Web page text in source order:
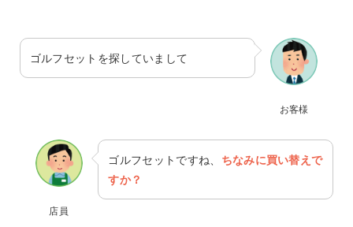
お客様
ゴルフセットを探していまして
店員
ゴルフセットですね、 ちなみに買い替えで
すか？